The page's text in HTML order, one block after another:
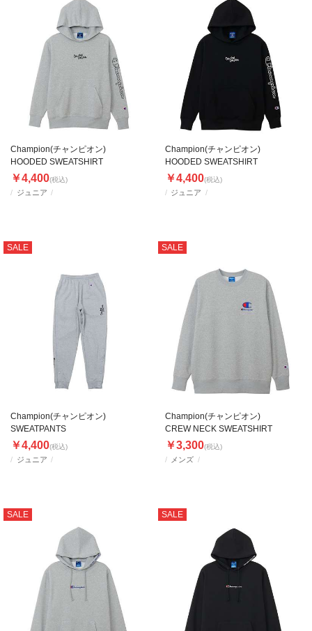
ジュニア
Champion(チャンピオン)
HOODED SWEATSHIRT
￥4,400(税込)
ジュニア
Champion(チャンピオン)
HOODED SWEATSHIRT
￥4,400(税込)
SALE
ジュニア
Champion(チャンピオン)
SWEATPANTS
￥4,400(税込)
SALE
メンズ
Champion(チャンピオン)
CREW NECK SWEATSHIRT
￥3,300(税込)
SALE SALE